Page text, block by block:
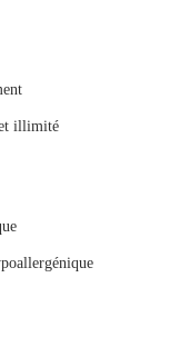
illimité